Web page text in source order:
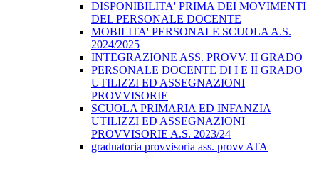
DISPONIBILITA' PRIMA DEI MOVIMENTI
DEL PERSONALE DOCENTE
MOBILITA' PERSONALE SCUOLA A.S.
2024/2025
INTEGRAZIONE ASS. PROVV. II GRADO
PERSONALE DOCENTE DI I E II GRADO
UTILIZZI ED ASSEGNAZIONI
PROVVISORIE
SCUOLA PRIMARIA ED INFANZIA
UTILIZZI ED ASSEGNAZIONI
PROVVISORIE A.S. 2023/24
graduatoria provvisoria ass. provv ATA